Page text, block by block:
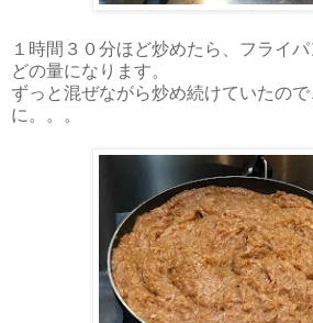
１時間３０分ほど炒めたら、フライ
どの量になります。
ずっと混ぜながら炒め続けていたの
に。。。